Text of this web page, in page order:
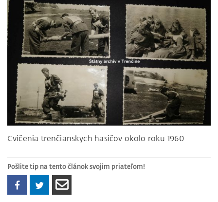
Cvičenia trenčianskych hasičov okolo roku 1960
Pošlite tip na tento článok svojim priateľom!